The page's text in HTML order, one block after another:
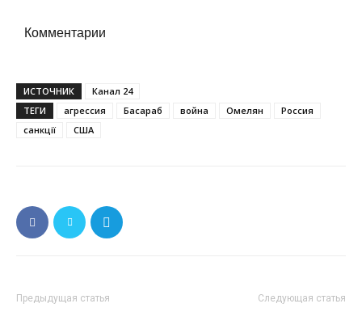
Комментарии
ИСТОЧНИК
Канал 24
ТЕГИ
агрессия Басараб война Омелян
Россия
санкції
США
Предыдущая статья Следующая статья